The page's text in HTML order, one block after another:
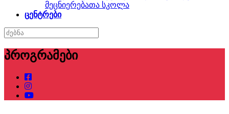
მეცნიერებათა სკოლა
ცენტრები
პროგრამები